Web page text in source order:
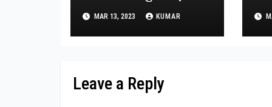
परMAR 13, 2023 KUMAR
Leave a Reply